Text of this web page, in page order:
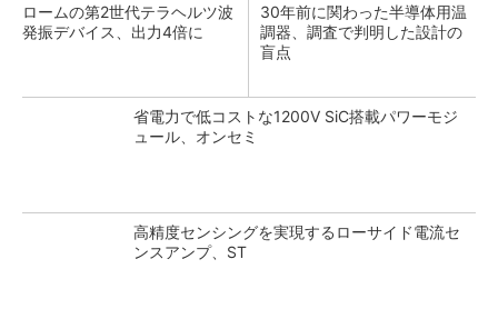
ロームの第2世代テラヘルツ波
発振デバイス、出力4倍に
30年前に関わった半導体用温
調器、調査で判明した設計の
盲点
省電力で低コストな1200V SiC搭載パワーモジ
ュール、オンセミ
高精度センシングを実現するローサイド電流セ
ンスアンプ、ST